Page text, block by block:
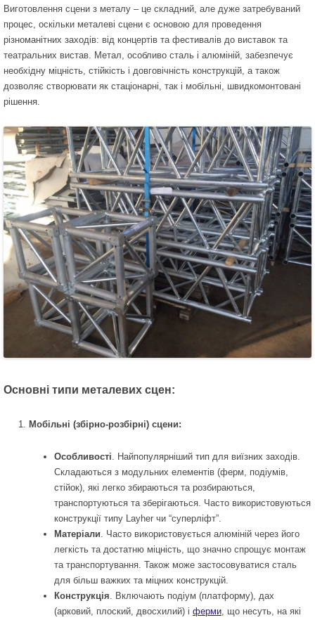
Виготовлення сцени з металу – це складний, але дуже затребуваний
процес, оскільки металеві сцени є основою для проведення
різноманітних заходів: від концертів та фестивалів до виставок та
театральних вистав. Метал, особливо сталь і алюміній, забезпечує
необхідну міцність, стійкість і довговічність конструкцій, а також
дозволяє створювати як стаціонарні, так і мобільні, швидкомонтовані
рішення.
Основні типи металевих сцен:
Мобільні (збірно-розбірні) сцени:
Особливості . Найпопулярніший тип для виїзних заходів.
Складаються з модульних елементів (ферм, подіумів,
стійок), які легко збираються та розбираються,
транспортуються та зберігаються. Часто використовуються
конструкції типу Layher чи “суперліфт”.
Матеріали . Часто використовується алюміній через його
легкість та достатню міцність, що значно спрощує монтаж
та транспортування. Також може застосовуватися сталь
для більш важких та міцних конструкцій.
Конструкція . Включають подіум (платформу), дах
(арковий, плоский, двосхилий) і ферми , що несуть, на які